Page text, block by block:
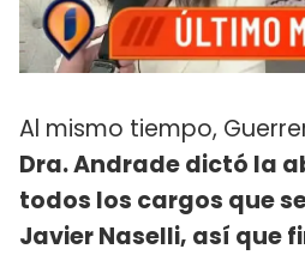
Al mismo tiempo,
Dra. Andrade dictó la
todos los cargos que
Javier Naselli, así que